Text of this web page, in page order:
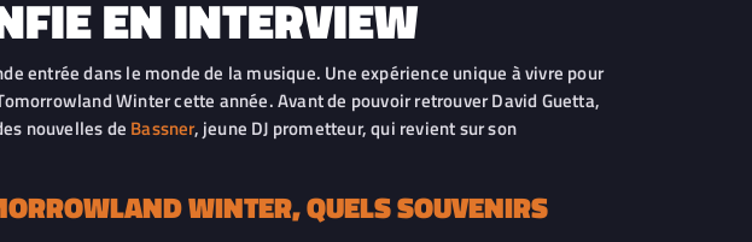
EN INTERVIEW
entrée dans le monde de la musique. Une expérience unique à vivre pour
Winter cette année. Avant de pouvoir retrouver David Guetta,
nouvelles de Bassner, jeune DJ prometteur, qui revient sur son
WINTER, QUELS SOUVENIRS